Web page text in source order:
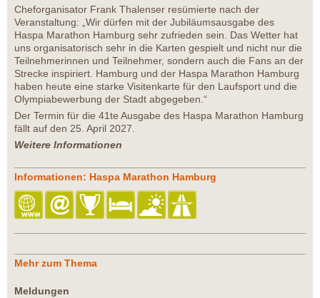
Cheforganisator Frank Thalenser resümierte nach der
Veranstaltung: „Wir dürfen mit der Jubiläumsausgabe des
Haspa Marathon Hamburg sehr zufrieden sein. Das Wetter hat
uns organisatorisch sehr in die Karten gespielt und nicht nur die
Teilnehmerinnen und Teilnehmer, sondern auch die Fans an der
Strecke inspiriert. Hamburg und der Haspa Marathon Hamburg
haben heute eine starke Visitenkarte für den Laufsport und die
Olympiabewerbung der Stadt abgegeben.“
Der Termin für die 41te Ausgabe des Haspa Marathon Hamburg
fällt auf den 25. April 2027.
Weitere Informationen
Informationen: Haspa Marathon Hamburg
Mehr zum Thema
Meldungen